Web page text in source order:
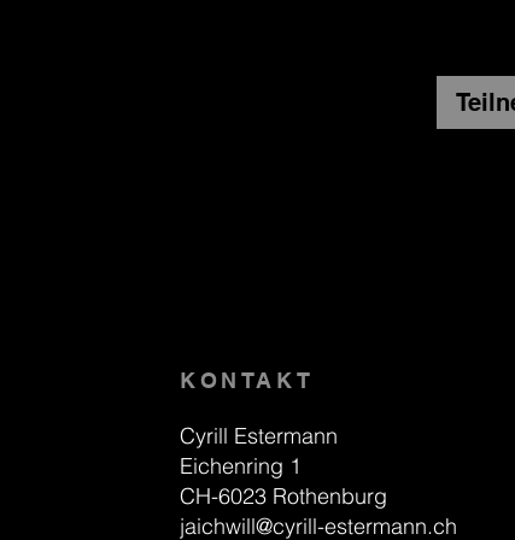
KONTAKT
Cyrill Estermann
Eichenring 1
CH-6023 Rothenburg
jaichwill@cyrill-estermann.ch